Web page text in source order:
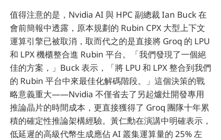
值得注意的是，Nvidia AI 與 HPC 副總裁 Ian Buck 在
會前簡報中透露，原本規劃的 Rubin CPX 大型上下文
運算引擎已被取消，取而代之的是直接將 Groq 的 LPU
和 LPX 機櫃整合進 Rubin 平台。「我們發現了一個絕
佳的方案，」Buck 表示，「將 LPU 和 LPX 整合到我們
的 Rubin 平台中來最佳化解碼階段。」這個決策的戰
略意義重大——Nvidia 不僅省去了另起爐灶開發專用
推論晶片的時間成本，更直接獲得了 Groq 團隊十年累
積的確定性推論架構經驗。黃仁勳在演講中明確表示，
低延遲的高級代幣生成應佔 AI 叢集運算量的 25% 左